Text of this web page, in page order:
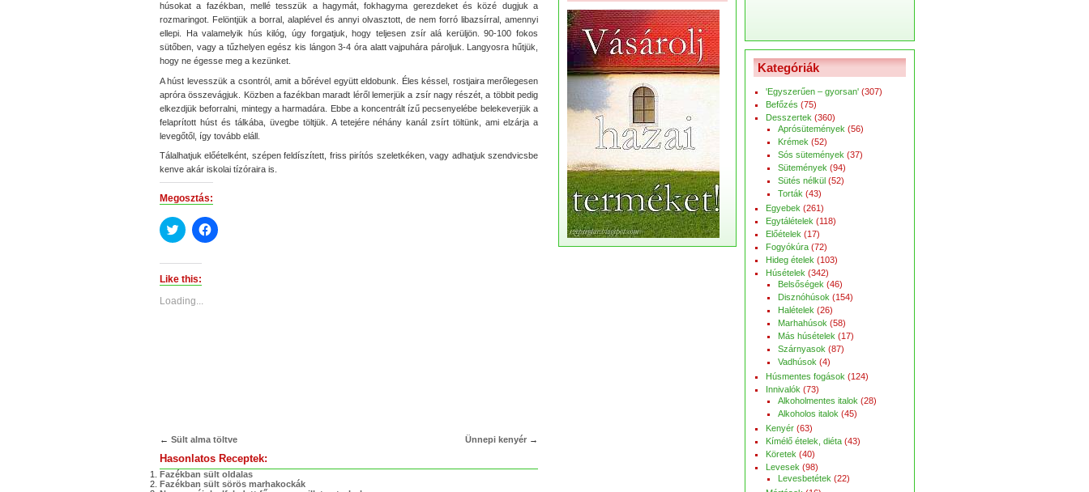
húsokat a fazékban, mellé tesszük a hagymát, fokhagyma gerezdeket és közé dugjuk a
rozmaringot. Felöntjük a borral, alaplével és annyi olvasztott, de nem forró libazsírral, amennyi
ellepi. Ha valamelyik hús kilóg, úgy forgatjuk, hogy teljesen zsír alá kerüljön. 90-100 fokos
sütőben, vagy a tűzhelyen egész kis lángon 3-4 óra alatt vajpuhára pároljuk. Langyosra hűtjük,
hogy ne égesse meg a kezünket.
A húst levesszük a csontról, amit a bőrével együtt eldobunk. Éles késsel, rostjaira merőlegesen
apróra összevágjuk. Közben a fazékban maradt léről lemerjük a zsír nagy részét, a többit pedig
elkezdjük beforralni, mintegy a harmadára. Ebbe a koncentrált ízű pecsenyelébe belekeverjük a
felaprított húst és tálkába, üvegbe töltjük. A tetejére néhány kanál zsírt töltünk, ami elzárja a
levegőtől, így tovább eláll.
Tálalhatjuk előételként, szépen feldíszített, friss pirítós szeletkéken, vagy adhatjuk szendvicsbe
kenve akár iskolai tízóraira is.
Megosztás:
Click
to
(Opens
new
Click
to
Like this:
Loading...
← Sült alma töltve Ünnepi kenyér →
Hasonlatos Receptek:
Fazékban sült oldalas
Fazékban sült sörös marhakockák
Kategóriák
'Egyszerűen – gyorsan' (307)
Befőzés (75)
Desszertek (360)
Aprósütemények (56)
Krémek (52)
Sós sütemények (37)
Sütemények (94)
Sütés nélkül (52)
Torták (43)
Egyebek (261)
Egytálételek (118)
Előételek (17)
Fogyókúra (72)
Hideg ételek (103)
Húsételek (342)
Belsőségek (46)
Disznóhúsok (154)
Halételek (26)
Marhahúsok (58)
Más húsételek (17)
Szárnyasok (87)
Vadhúsok (4)
Húsmentes fogások (124)
Innivalók (73)
Alkoholmentes italok (28)
Alkoholos italok (45)
Kenyér (63)
Kímélő ételek, diéta (43)
Köretek (40)
Levesek (98)
Levesbetétek (22)